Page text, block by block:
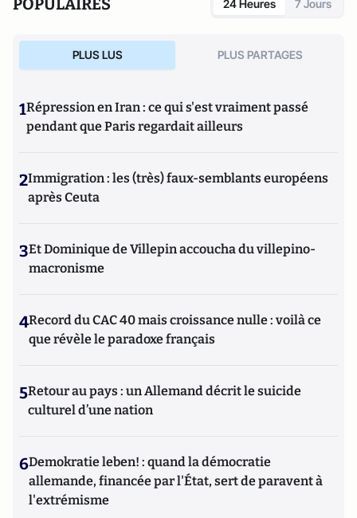
POPULAIRES 24 Heures 7 Jours
PLUS LUS PLUS PARTAGES
1Répression en Iran : ce qui s'est vraiment passé
pendant que Paris regardait ailleurs
2Immigration : les (très) faux-semblants européens
après Ceuta
3Et Dominique de Villepin accoucha du villepino-
macronisme
4Record du CAC 40 mais croissance nulle : voilà ce
que révèle le paradoxe français
5Retour au pays : un Allemand décrit le suicide
culturel d’une nation
6Demokratie leben! : quand la démocratie
allemande, financée par l'État, sert de paravent à
l'extrémisme